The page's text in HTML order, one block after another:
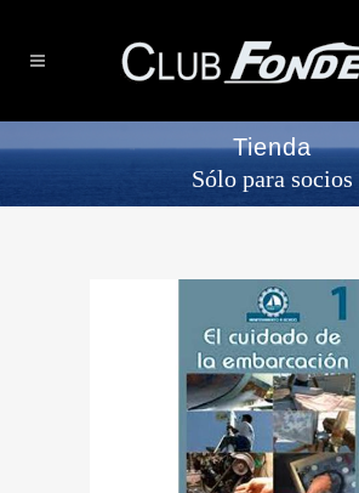
Tienda
Sólo para socios